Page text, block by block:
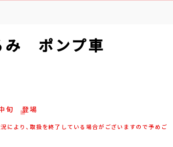
み ポンプ車
旬 登場
により、取扱を終了している場合がございますので予めご